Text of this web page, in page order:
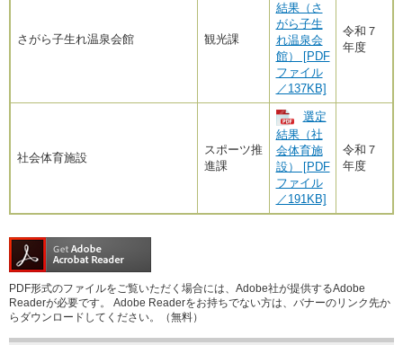
さがら子生れ温泉会館 観光課
結果（さ
がら子生
れ温泉会
館） [PDF
ファイル
／137KB]
令和７
年度
社会体育施設
スポーツ推
進課
選定
結果（社
会体育施
設） [PDF
ファイル
／191KB]
令和７
年度
PDF形式のファイルをご覧いただく場合には、Adobe社が提供するAdobe
Readerが必要です。
Adobe Readerをお持ちでない方は、バナーのリンク先か
らダウンロードしてください。（無料）